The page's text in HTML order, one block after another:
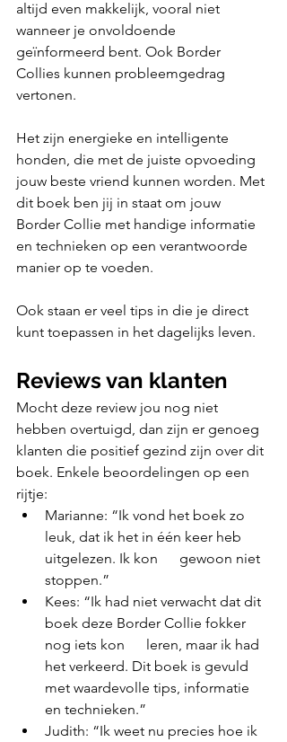
altijd even makkelijk, vooral niet
wanneer je onvoldoende
geïnformeerd bent. Ook Border
Collies kunnen probleemgedrag
vertonen.
Het zijn energieke en intelligente
honden, die met de juiste opvoeding
jouw beste vriend kunnen worden. Met
dit boek ben jij in staat om jouw
Border Collie met handige informatie
en technieken op een verantwoorde
manier op te voeden.
Ook staan er veel tips in die je direct
kunt toepassen in het dagelijks leven.
Reviews van klanten
Mocht deze review jou nog niet
hebben overtuigd, dan zijn er genoeg
klanten die positief gezind zijn over dit
boek. Enkele beoordelingen op een
rijtje:
Marianne: “Ik vond het boek zo
leuk, dat ik het in één keer heb
uitgelezen. Ik kon      gewoon niet
stoppen.”
Kees: “Ik had niet verwacht dat dit
boek deze Border Collie fokker
nog iets kon      leren, maar ik had
het verkeerd. Dit boek is gevuld
met waardevolle tips, informatie
en technieken.”
Judith: “Ik weet nu precies hoe ik